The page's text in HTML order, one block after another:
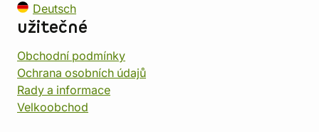
Deutsch
užitečné
Obchodní podmínky
Ochrana osobních údajů
Rady a informace
Velkoobchod